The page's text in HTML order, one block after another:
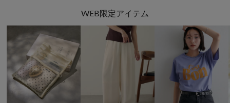
WEB限定アイテム